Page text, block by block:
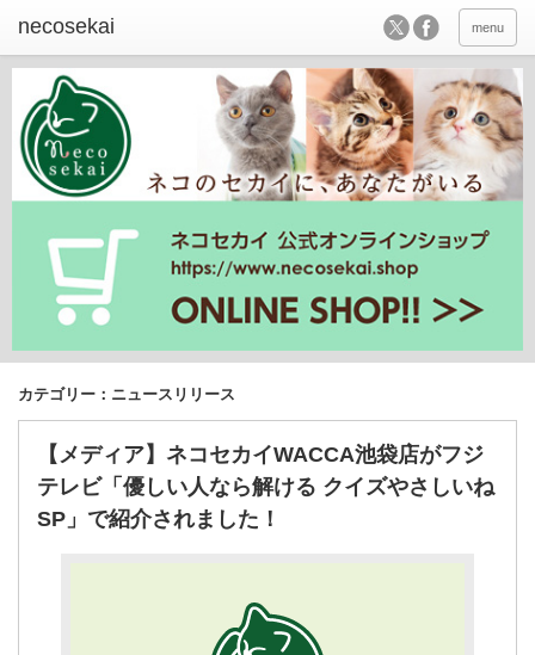
menu
カテゴリー：ニュースリリース
【メディア】ネコセカイWACCA池袋店がフジ
テレビ「優しい人なら解ける クイズやさしいね
SP」で紹介されました！